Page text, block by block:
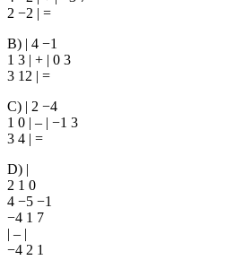
2 −2 | =
B) | 4 −1
1 3 | + | 0 3
3 12 | =
C) | 2 −4
1 0 | – | −1 3
3 4 | =
D) |
2 1 0
4 −5 −1
−4 1 7
| – |
−4 2 1